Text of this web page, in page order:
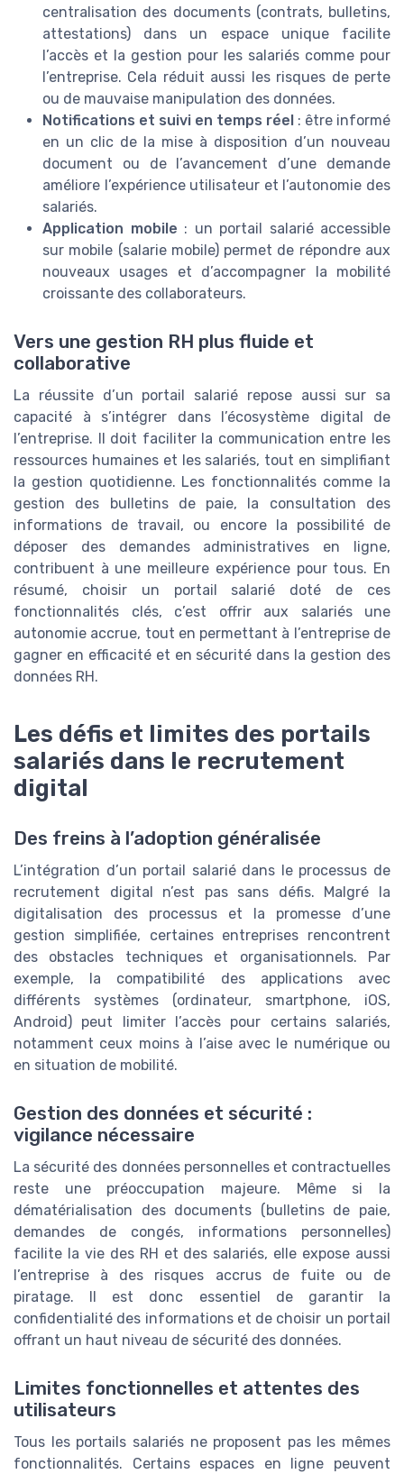
centralisation des documents (contrats, bulletins,
attestations) dans un espace unique facilite
l’accès et la gestion pour les salariés comme pour
l’entreprise. Cela réduit aussi les risques de perte
ou de mauvaise manipulation des données.
Notifications et suivi en temps réel : être informé
en un clic de la mise à disposition d’un nouveau
document ou de l’avancement d’une demande
améliore l’expérience utilisateur et l’autonomie des
salariés.
Application mobile : un portail salarié accessible
sur mobile (salarie mobile) permet de répondre aux
nouveaux usages et d’accompagner la mobilité
croissante des collaborateurs.
Vers une gestion RH plus fluide et
collaborative
La réussite d’un portail salarié repose aussi sur sa
capacité à s’intégrer dans l’écosystème digital de
l’entreprise. Il doit faciliter la communication entre les
ressources humaines et les salariés, tout en simplifiant
la gestion quotidienne. Les fonctionnalités comme la
gestion des bulletins de paie, la consultation des
informations de travail, ou encore la possibilité de
déposer des demandes administratives en ligne,
contribuent à une meilleure expérience pour tous. En
résumé, choisir un portail salarié doté de ces
fonctionnalités clés, c’est offrir aux salariés une
autonomie accrue, tout en permettant à l’entreprise de
gagner en efficacité et en sécurité dans la gestion des
données RH.
Les défis et limites des portails
salariés dans le recrutement
digital
Des freins à l’adoption généralisée
L’intégration d’un portail salarié dans le processus de
recrutement digital n’est pas sans défis. Malgré la
digitalisation des processus et la promesse d’une
gestion simplifiée, certaines entreprises rencontrent
des obstacles techniques et organisationnels. Par
exemple, la compatibilité des applications avec
différents systèmes (ordinateur, smartphone, iOS,
Android) peut limiter l’accès pour certains salariés,
notamment ceux moins à l’aise avec le numérique ou
en situation de mobilité.
Gestion des données et sécurité :
vigilance nécessaire
La sécurité des données personnelles et contractuelles
reste une préoccupation majeure. Même si la
dématérialisation des documents (bulletins de paie,
demandes de congés, informations personnelles)
facilite la vie des RH et des salariés, elle expose aussi
l’entreprise à des risques accrus de fuite ou de
piratage. Il est donc essentiel de garantir la
confidentialité des informations et de choisir un portail
offrant un haut niveau de sécurité des données.
Limites fonctionnelles et attentes des
utilisateurs
Tous les portails salariés ne proposent pas les mêmes
fonctionnalités. Certains espaces en ligne peuvent